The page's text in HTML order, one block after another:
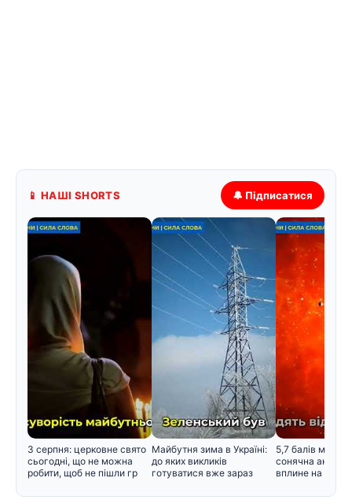
📱 НАШІ SHORTS 🔔 Підписатися
3 серпня: церковне свято
сьогодні, що не можна
робити, щоб не пішли гр
Майбутня зима в Україні:
до яких викликів
готуватися вже зараз
5,7 балів
сонячна
вплине на